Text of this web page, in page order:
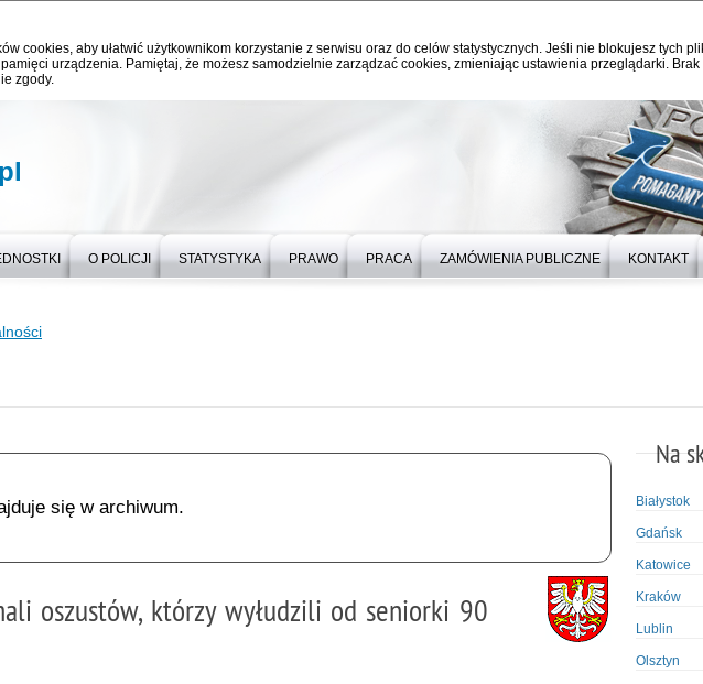
cookies, aby ułatwić użytkownikom korzystanie z serwisu oraz do celów statystycznych. Jeśli nie blokujesz tych
urządzenia. Pamiętaj, że możesz samodzielnie zarządzać cookies, zmieniając ustawienia przeglądarki.
zgody.
O POLICJI STATYSTYKA PRAWO PRACA ZAMÓWIENIA PUBLICZNE KONTAKT
się w archiwum.
oszustów, którzy wyłudzili od seniorki 90
Na
Białystok
Gdańsk
Katowice
Kraków
Lublin
Olsztyn